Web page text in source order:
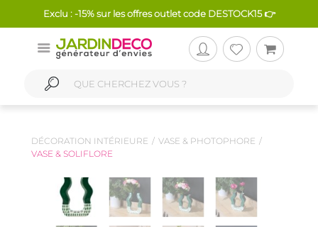
Exclu : -15% sur les offres outlet code DESTOCK15 👉
DÉCORATION INTÉRIEURE
VASE & PHOTOPHORE
VASE & SOLIFLORE